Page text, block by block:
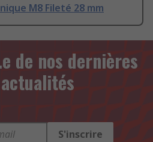
M8 Fileté 28 mm
de nos dernières
S'inscrire